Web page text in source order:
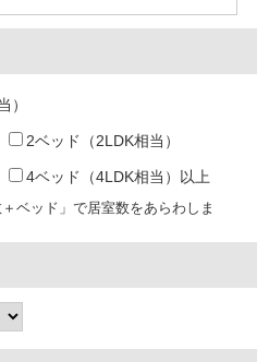
）
2ベッド（2LDK相当）
4ベッド（4LDK相当）以上
ベッド」で居室数をあらわしま